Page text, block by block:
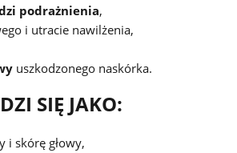
podrażnienia,
i utracie nawilżenia,
uszkodzonego naskórka.
SIĘ JAKO:
i skórę głowy,